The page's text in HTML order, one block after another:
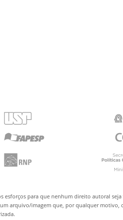
esforços para que nenhum direito autoral
arquivo/imagem que, por qualquer